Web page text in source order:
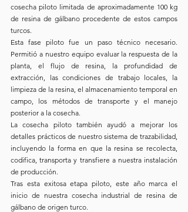
cosecha piloto limitada de aproximadamente 100 kg
de resina de gálbano procedente de estos campos
turcos.
Esta fase piloto fue un paso técnico necesario.
Permitió a nuestro equipo evaluar la respuesta de la
planta, el flujo de resina, la profundidad de
extracción, las condiciones de trabajo locales, la
limpieza de la resina, el almacenamiento temporal en
campo, los métodos de transporte y el manejo
posterior a la cosecha.
La cosecha piloto también ayudó a mejorar los
detalles prácticos de nuestro sistema de trazabilidad,
incluyendo la forma en que la resina se recolecta,
codifica, transporta y transfiere a nuestra instalación
de producción.
Tras esta exitosa etapa piloto, este año marca el
inicio de nuestra cosecha industrial de resina de
gálbano de origen turco.